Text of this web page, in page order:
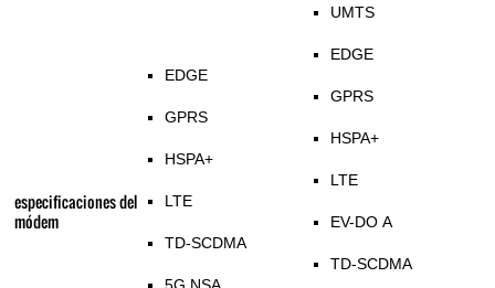
especificaciones del
módem
EDGE
GPRS
HSPA+
LTE
TD-SCDMA
UMTS
EDGE
GPRS
HSPA+
LTE
EV-DO A
TD-SCDMA